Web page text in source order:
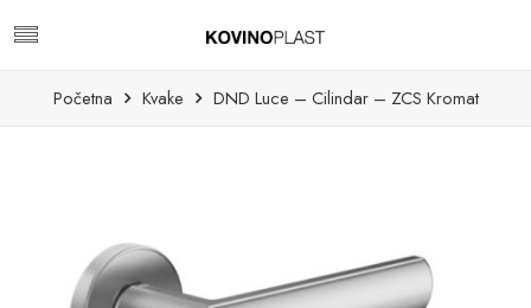
Početna Kvake DND Luce – Cilindar – ZCS Kromat